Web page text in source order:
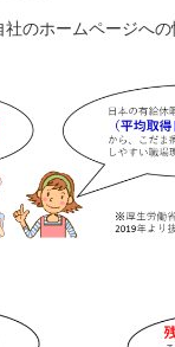
社のホームページへ